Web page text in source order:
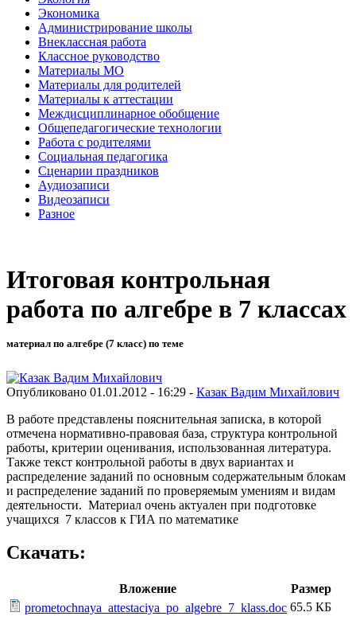
Экономика
Администрирование школы
Внеклассная работа
Классное руководство
Материалы МО
Материалы для родителей
Материалы к аттестации
Междисциплинарное обобщение
Общепедагогические технологии
Работа с родителями
Социальная педагогика
Сценарии праздников
Аудиозаписи
Видеозаписи
Разное
Итоговая контрольная
работа по алгебре в 7 классах
материал по алгебре (7 класс) по теме
Опубликовано 01.01.2012 - 16:29 - Казак Вадим Михайлович
В работе представлены пояснительная записка, в которой
отмечена нормативно-правовая база, структура контрольной
работы, критерии оценивания, использованная литература.
Также текст контрольной работы в двух вариантах и
распределение заданий по основным содержательным блокам
и распределение заданий по проверяемым умениям и видам
деятельности. Материал очень актуален при подготовке
учащихся 7 классов к ГИА по математике
Скачать:
Вложение
Размер
prometochnaya_attestaciya_po_algebre_7_klass.doc 65.5 КБ